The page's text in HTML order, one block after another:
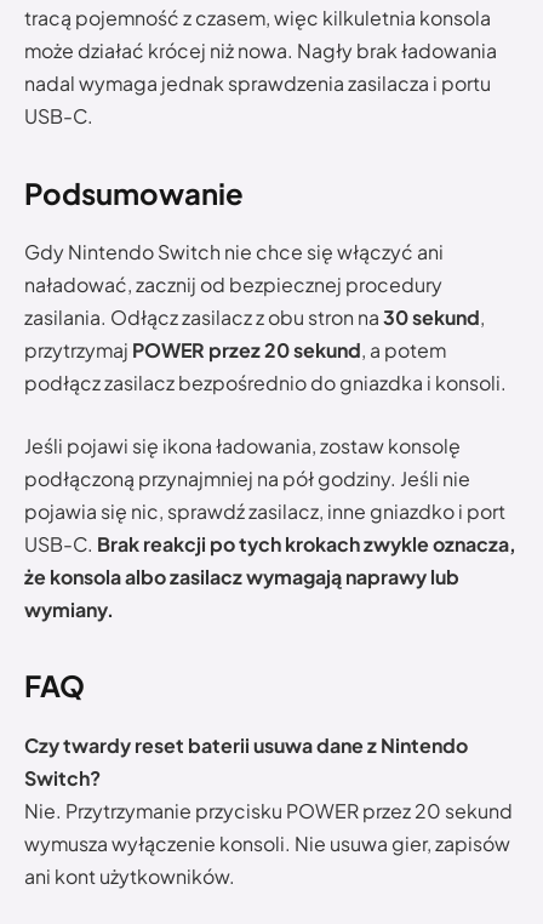
tracą pojemność z czasem, więc kilkuletnia konsola
może działać krócej niż nowa. Nagły brak ładowania
nadal wymaga jednak sprawdzenia zasilacza i portu
USB-C.
Podsumowanie
Gdy Nintendo Switch nie chce się włączyć ani
naładować, zacznij od bezpiecznej procedury
zasilania. Odłącz zasilacz z obu stron na30 sekund,
przytrzymaj POWER przez 20 sekund, a potem
podłącz zasilacz bezpośrednio do gniazdka i konsoli.
Jeśli pojawi się ikona ładowania, zostaw konsolę
podłączoną przynajmniej na pół godziny. Jeśli nie
pojawia się nic, sprawdź zasilacz, inne gniazdko i port
USB-C. Brak reakcji po tych krokach zwykle oznacza,
że konsola albo zasilacz wymagają naprawy lub
wymiany.
FAQ
Czy twardy reset baterii usuwa dane z Nintendo
Switch?
Nie. Przytrzymanie przycisku POWER przez 20 sekund
wymusza wyłączenie konsoli. Nie usuwa gier, zapisów
ani kont użytkowników.